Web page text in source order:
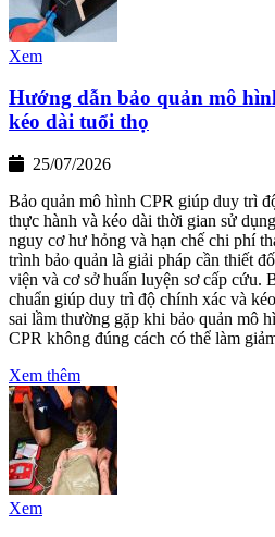
Xem
Hướng dẫn bảo quản mô
kéo dài tuổi thọ
25/07/2026
Bảo quản mô hình CPR giúp duy trì
thực hành và kéo dài thời gian sử
nguy cơ hư hỏng và hạn chế chi phí
trình bảo quản là giải pháp cần thiết
viện và cơ sở huấn luyện sơ cấp cứu.
chuẩn giúp duy trì độ chính xác và
sai lầm thường gặp khi bảo quản mô
CPR không đúng cách có thể làm
Xem thêm
Xem